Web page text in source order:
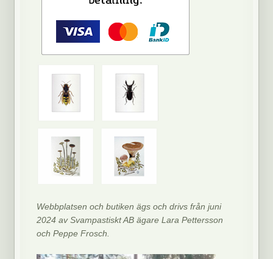
Webbplatsen och butiken ägs och drivs från juni
2024 av Svampastiskt AB ägare Lara Pettersson
och Peppe Frosch.